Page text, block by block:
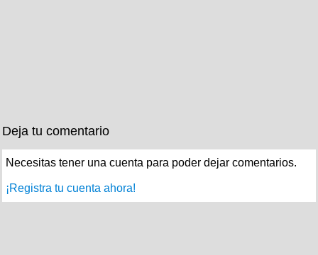
Deja tu comentario
Necesitas tener una cuenta para poder dejar comentarios.
¡Registra tu cuenta ahora!